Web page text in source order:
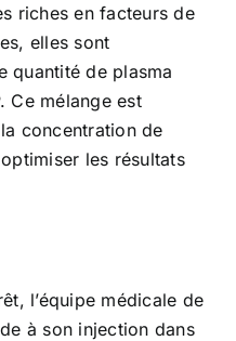
riches en facteurs de
elles sont
quantité de plasma
Ce mélange est
concentration de
les résultats
l’équipe médicale de
à son injection dans